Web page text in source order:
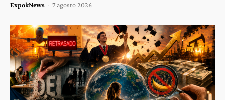
ExpokNews - 7 agosto 2026